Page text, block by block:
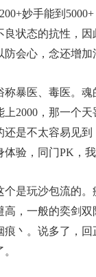
妙手能到
良状态的抗性，
防会心，念还增
医、毒医。魂
上2000，那一个
还是不太容易见
体验，同门PK，
玩沙包流的。
高，一般的奕剑
痕丶。说多了，